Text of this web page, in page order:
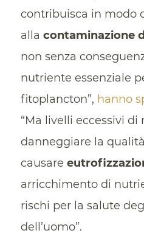
contribuisca in modo
alla contaminazione
non senza
nutriente essenziale
fitoplancton”, hanno
“Ma livelli eccessivi
danneggiare la
causare
arricchimento di
rischi per la salute
dell’uomo”.